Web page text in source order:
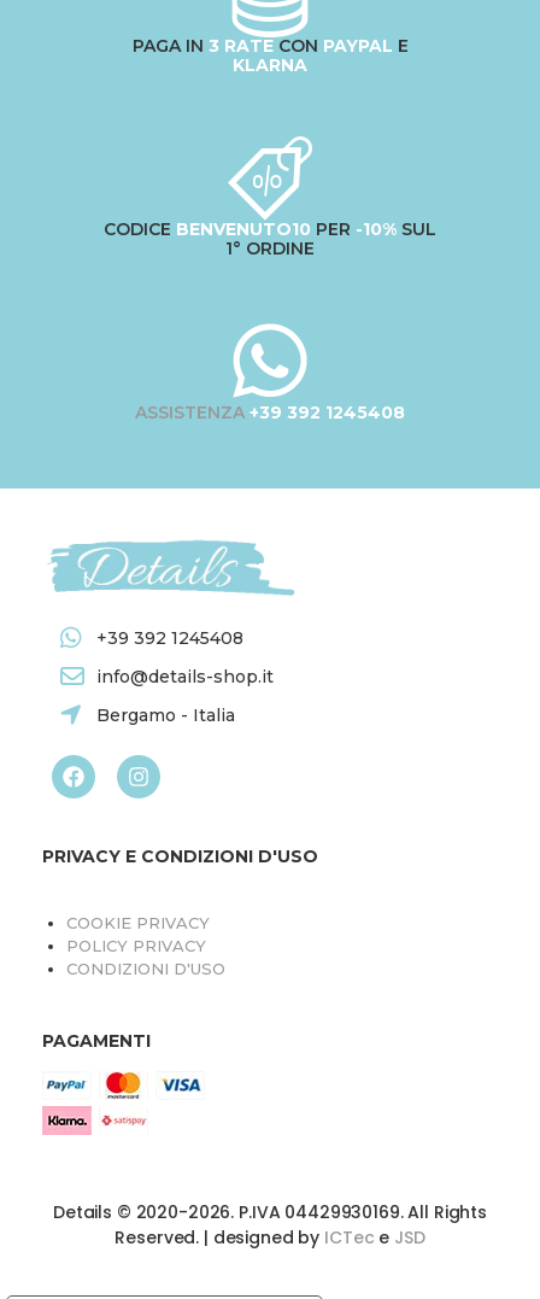
PAGA IN 3 RATECON PAYPAL E
KLARNA
CODICE BENVENUTO10 PER -10% SUL
1° ORDINE
ASSISTENZA +39 392 1245408
+39 392 1245408
info@details-shop.it
Bergamo - Italia
PRIVACY E CONDIZIONI D'USO
COOKIE PRIVACY
POLICY PRIVACY
CONDIZIONI D'USO
PAGAMENTI
Details © 2020-2026. P.IVA 04429930169. All Rights
Reserved. | designed by ICTec e JSD